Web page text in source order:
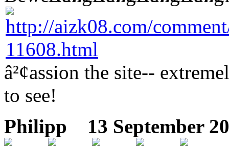
â²¢assion the site--
to see!
Philipp
13 September